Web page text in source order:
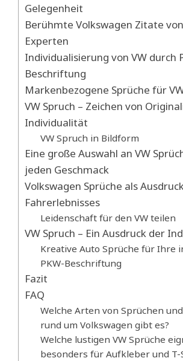
Gelegenheit
Berühmte Volkswagen Zitate
Experten
Individualisierung von VW durch
Beschriftung
Markenbezogene Sprüche für
VW Spruch – Zeichen von
Individualität
VW Spruch in Bildform
Eine große Auswahl an VW
jeden Geschmack
Volkswagen Sprüche als
Fahrerlebnisses
Leidenschaft für den VW teilen
VW Spruch – Ein Ausdruck der
Kreative Auto Sprüche für Ihre
PKW-Beschriftung
Fazit
FAQ
Welche Arten von Sprüchen
rund um Volkswagen gibt es?
Welche lustigen VW Sprüche
besonders für Aufkleber und T-